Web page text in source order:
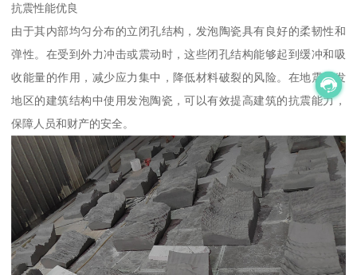
抗震性能优良
由于其内部均匀分布的立闭孔结构，发泡陶瓷具有良好的柔韧性和
弹性。在受到外力冲击或震动时，这些闭孔结构能够起到缓冲和吸
收能量的作用，减少应力集中，降低材料破裂的风险。在地震多发
地区的建筑结构中使用发泡陶瓷，可以有效提高建筑的抗震能力，
保障人员和财产的安全。